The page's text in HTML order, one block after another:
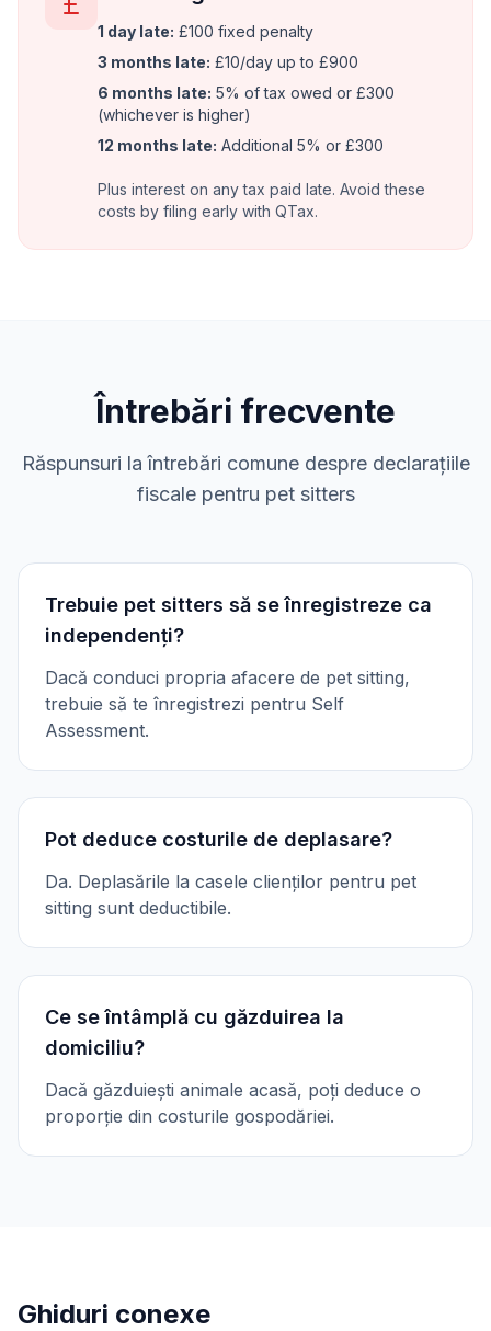
1 day late: £100 fixed penalty
3 months late: £10/day up to £900
6 months late: 5% of tax owed or £300
(whichever is higher)
12 months late: Additional 5% or £300
Plus interest on any tax paid late. Avoid these
costs by filing early with QTax.
Întrebări frecvente
Răspunsuri la întrebări comune despre declarațiile
fiscale pentru pet sitters
Trebuie pet sitters să se înregistreze ca
independenți?
Dacă conduci propria afacere de pet sitting,
trebuie să te înregistrezi pentru Self
Assessment.
Pot deduce costurile de deplasare?
Da. Deplasările la casele clienților pentru pet
sitting sunt deductibile.
Ce se întâmplă cu găzduirea la
domiciliu?
Dacă găzduiești animale acasă, poți deduce o
proporție din costurile gospodăriei.
Ghiduri conexe